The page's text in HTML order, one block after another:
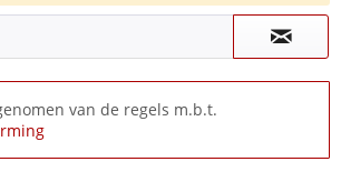
van de regels m.b.t.